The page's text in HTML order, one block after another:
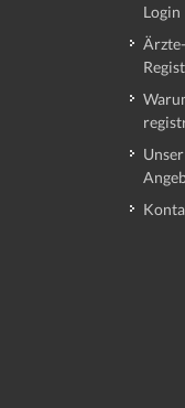
Login
Ärzte-
Unser